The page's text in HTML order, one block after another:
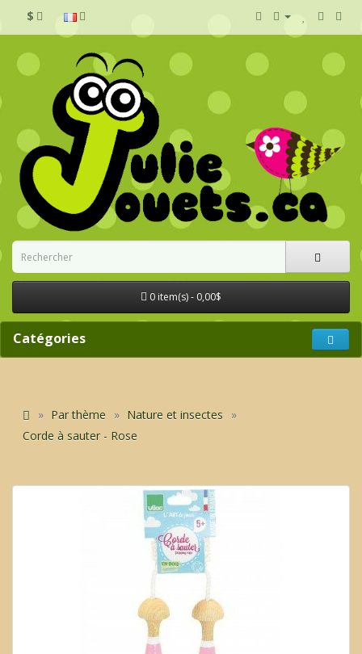
$
0 item(s) - 0,00$
Catégories
Par thème
Nature et insectes
Corde à sauter - Rose